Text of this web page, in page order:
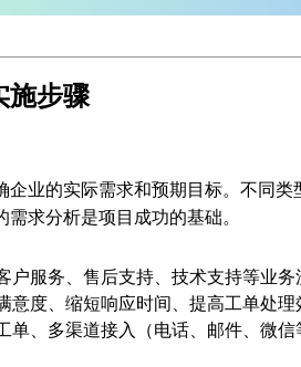
施步骤
企业的实际需求和预期目标。不同
求分析是项目成功的基础。
户服务、售后支持、技术支持等业务
意度、缩短响应时间、提高工单处理
单、多渠道接入（电话、邮件、微